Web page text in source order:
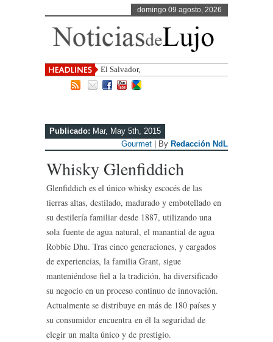
domingo 09 agosto, 2026
El Salvador, uno de los destinos co
Publicado: Mar, May 5th, 2015
Gourmet | By Redacción NdL
Whisky Glenfiddich
Glenfiddich es el único whisky escocés de las
tierras altas, destilado, madurado y embotellado en
su destilería familiar desde 1887, utilizando una
sola fuente de agua natural, el manantial de agua
Robbie Dhu. Tras cinco generaciones, y cargados
de experiencias, la familia Grant, sigue
manteniéndose fiel a la tradición, ha diversificado
su negocio en un proceso continuo de innovación.
Actualmente se distribuye en más de 180 países y
su consumidor encuentra en él la seguridad de
elegir un malta único y de prestigio.